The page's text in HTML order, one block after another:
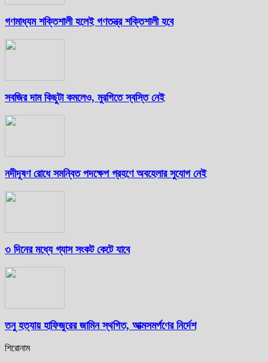
গণমাধ্যম শক্তিশালী হলেই গণতন্ত্র শক্তিশালী হবে
সবজির দাম কিছুটা কমলেও, মুরগিতে স্বস্তি নেই
নদীদূষণ রোধে সমন্বিত পদক্ষেপ গ্রহণে অবহেলার সুযোগ নেই
৩ দিনের মধ্যে গ্যাস সংকট কেটে যাবে
তনু হত্যায় হাফিজুরের জামিন স্থগিত, আত্মসমর্পণের নির্দেশ
শিরোনাম